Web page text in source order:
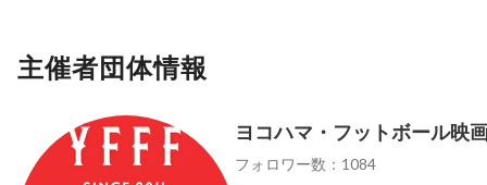
主催者団体情報
ヨコハマ・フットボール映
フォロワー数：1084